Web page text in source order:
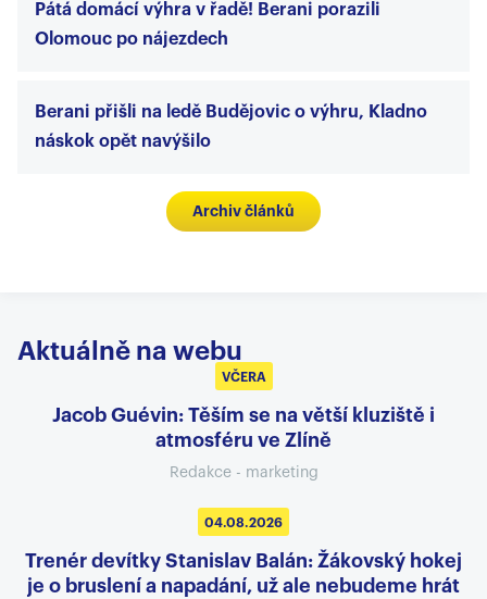
Pátá domácí výhra v řadě! Berani porazili
Olomouc po nájezdech
Berani přišli na ledě Budějovic o výhru, Kladno
náskok opět navýšilo
Archiv článků
Aktuálně na webu
VČERA
Jacob Guévin: Těším se na větší kluziště i
atmosféru ve Zlíně
Redakce - marketing
04.08.2026
Trenér devítky Stanislav Balán: Žákovský hokej
je o bruslení a napadání, už ale nebudeme hrát